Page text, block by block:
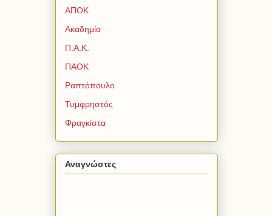
ΑΠΟΚ
Ακαδημία
Π.Α.Κ.
ΠΑΟΚ
Ραπτόπουλο
Τυμφρηστός
Φραγκίστα
Αναγνώστες